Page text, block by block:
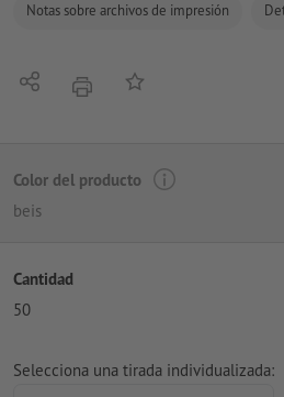
Notas sobre archivos de impresión
CompartirimprimirAñadir a lista de
Color del producto
beis
Cantidad
50
Selecciona una tirada individualizada: